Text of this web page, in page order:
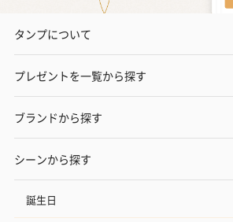
タンプについて
プレゼントを一覧から探す
ブランドから探す
シーンから探す
誕生日